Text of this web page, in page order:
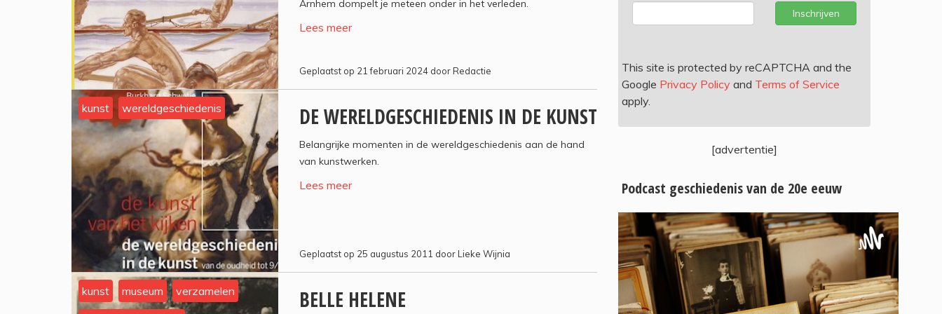
Arnhem dompelt je meteen onder in het verleden.
Lees meer
Geplaatst op 21 februari 2024 door Redactie
kunst wereldgeschiedenis DE WERELDGESCHIEDENIS IN DE KUNST
Belangrijke momenten in de wereldgeschiedenis aan de hand
van kunstwerken.
Lees meer
Geplaatst op 25 augustus 2011 door Lieke Wijnia
kunst museum verzamelen BELLE HELENE
Inschrijven
This site is protected by reCAPTCHA and the
Google Privacy Policy and Terms of Service
apply.
[advertentie]
Podcast geschiedenis van de 20e eeuw